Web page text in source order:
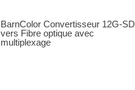
BarnColor Convertisseur 12G-SDI
vers Fibre optique avec
multiplexage